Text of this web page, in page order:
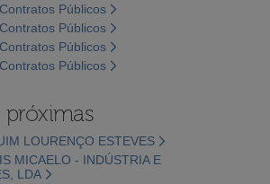
Públicos
Públicos
Públicos
Públicos
próximas
LOURENÇO ESTEVES
MICAELO - INDÚSTRIA E
LDA